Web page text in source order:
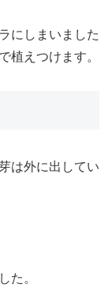
にしまいました
植えつけます。
は外に出してい
た。